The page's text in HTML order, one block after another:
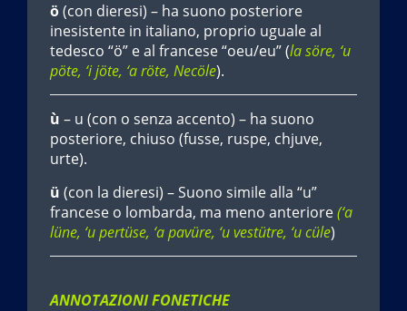
ö(con dieresi) – ha suono posteriore
inesistente in italiano, proprio uguale al
tedesco “ö” e al francese “oeu/eu” (la söre, ‘u
pöte, ‘i jöte, ‘a röte, Necöle).
ù – u (con o senza accento) – ha suono
posteriore, chiuso (fusse, ruspe, chjuve,
urte).
ü (con la dieresi) – Suono simile alla “u”
francese o lombarda, ma meno anteriore(‘a
lüne, ‘u pertüse, ‘a pavüre, ‘u vestütre, ‘u cüle)
ANNOTAZIONI FONETICHE